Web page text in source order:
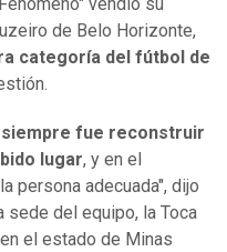
vendió su
de Belo Horizonte,
categoría del fútbol de
siempre fue reconstruir
lugar, y en el
persona adecuada", dijo
sede del equipo, la Toca
el estado de Minas